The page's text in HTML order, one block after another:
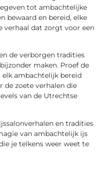
tot ambachtelijke
bewaard en bereid, elke
verhaal dat zorgt voor een
de verborgen tradities
maken. Proef de
elk ambachtelijk bereid
de zoete verhalen die
van de Utrechtse
en tradities
van ambachtelijk ijs
je telkens weer weet te